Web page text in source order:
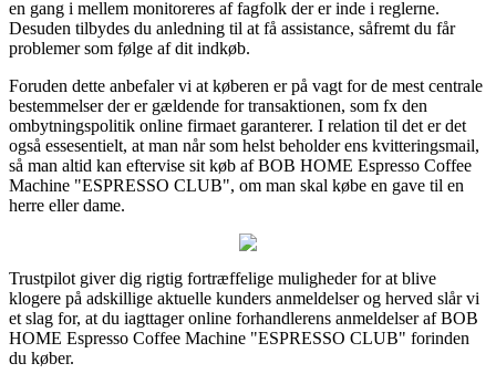
en gang i mellem monitoreres af fagfolk der er inde i reglerne.
Desuden tilbydes du anledning til at få assistance, såfremt du får
problemer som følge af dit indkøb.
Foruden dette anbefaler vi at køberen er på vagt for de mest centrale
bestemmelser der er gældende for transaktionen, som fx den
ombytningspolitik online firmaet garanterer. I relation til det er det
også essesentielt, at man når som helst beholder ens kvitteringsmail,
så man altid kan eftervise sit køb af BOB HOME Espresso Coffee
Machine "ESPRESSO CLUB", om man skal købe en gave til en
herre eller dame.
Trustpilot giver dig rigtig fortræffelige muligheder for at blive
klogere på adskillige aktuelle kunders anmeldelser og herved slår vi
et slag for, at du iagttager online forhandlerens anmeldelser af BOB
HOME Espresso Coffee Machine "ESPRESSO CLUB" forinden
du køber.